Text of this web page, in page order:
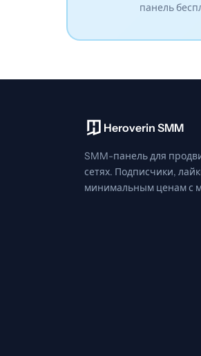
панель
Heroverin SMM
SMM-панель для
сетях. Подписчики,
минимальным ценам с